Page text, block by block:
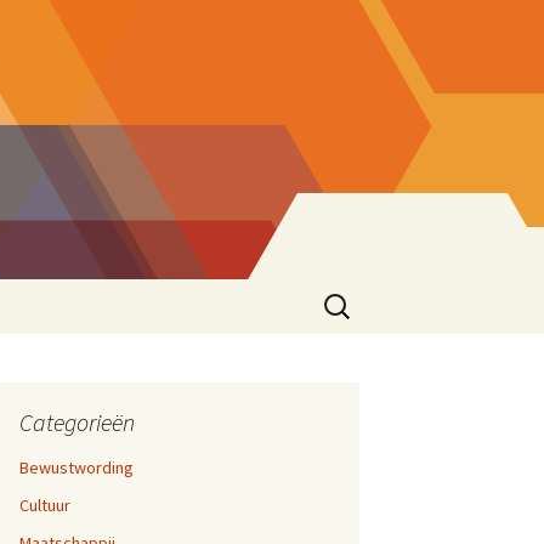
17,
Zoeken
naar:
Categorieën
Bewustwording
Cultuur